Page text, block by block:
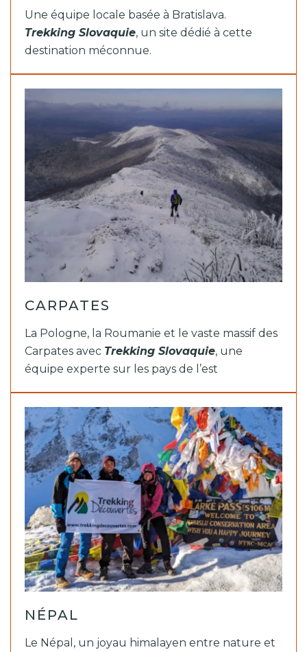
Une équipe locale basée à Bratislava.
Trekking Slovaquie, un site dédié à cette
destination méconnue.
CARPATES
La Pologne, la Roumanie et le vaste massif des
Carpates avec Trekking Slovaquie, une
équipe experte sur les pays de l’est
NÉPAL
Le Népal, un joyau himalayen entre nature et